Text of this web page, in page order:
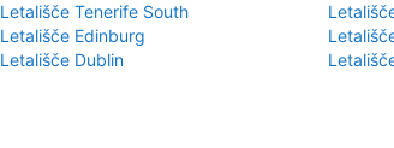
Letališče Tenerife South
Letališče Edinburg
Letališče Dublin